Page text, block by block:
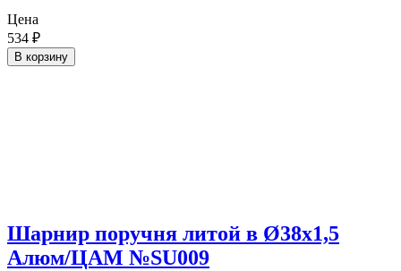
Цена
534 ₽
В корзину
Шарнир поручня литой в Ø38х1,5
Алюм/ЦАМ №SU009